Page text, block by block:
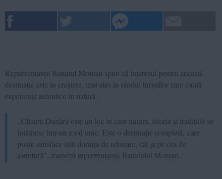
Reprezentanții Banatul Montan spun că interesul pentru această
destinație este în creștere, mai ales în rândul turiștilor care caută
experiențe autentice în natură.
„Clisura Dunării este un loc în care natura, istoria și tradițiile se
întâlnesc într-un mod unic. Este o destinație completă, care
poate satisface atât dorința de relaxare, cât și pe cea de
aventură”, transmit reprezentanții Banatului Montan.